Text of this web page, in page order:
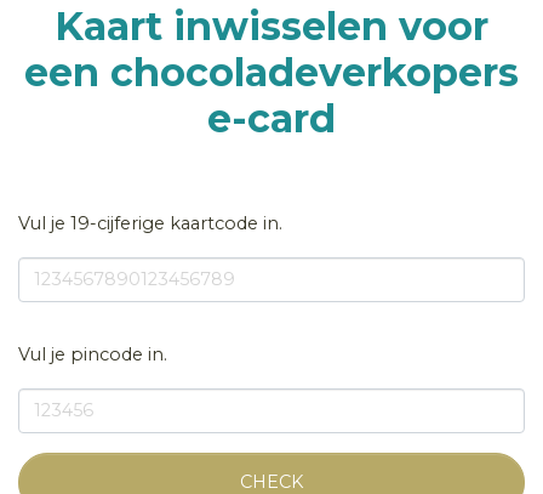
Kaart inwisselen voor
een chocoladeverkopers
e-card
Vul je 19-cijferige kaartcode in.
Vul je pincode in.
CHECK